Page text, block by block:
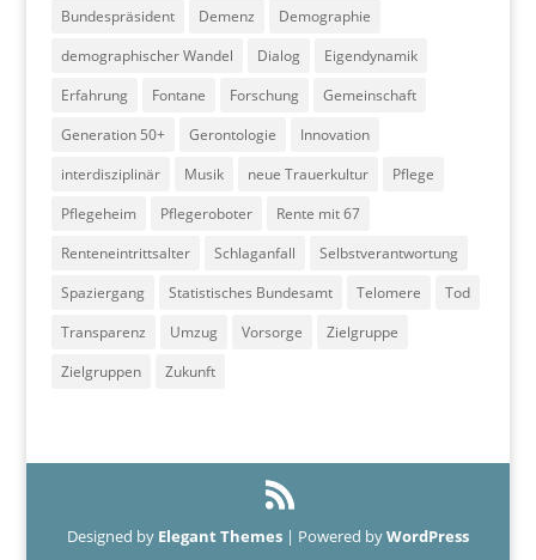
Bundespräsident
Demenz
Demographie
demographischer Wandel
Dialog
Eigendynamik
Erfahrung
Fontane Forschung
Gemeinschaft
Generation 50+
Gerontologie
Innovation
interdisziplinär
Musik neue Trauerkultur
Pflege
Pflegeheim
Pflegeroboter
Rente mit 67
Renteneintrittsalter
Schlaganfall
Selbstverantwortung
Spaziergang
Statistisches Bundesamt Telomere
Tod
Transparenz
Umzug Vorsorge
Zielgruppe
Zielgruppen
Zukunft
Designed by Elegant Themes| Powered byWordPress